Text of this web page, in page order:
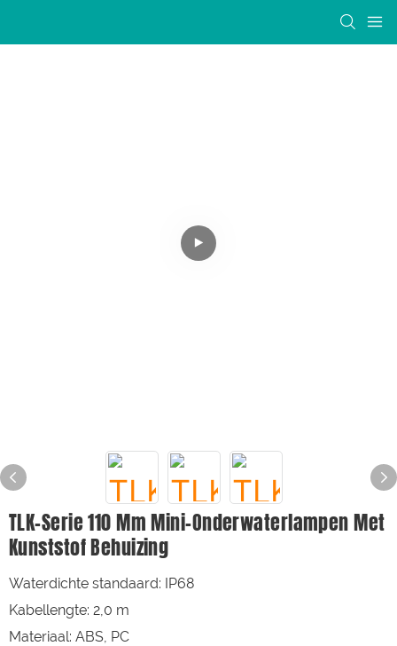
TLK-Serie 110 Mm Mini-Onderwaterlampen Met
Kunststof Behuizing
Waterdichte standaard: IP68
Kabellengte: 2,0 m
Materiaal: ABS, PC